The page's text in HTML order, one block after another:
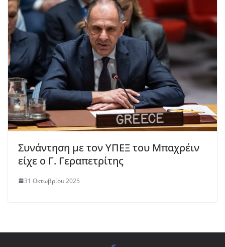
Συνάντηση με τον ΥΠΕΞ του Μπαχρέιν
είχε ο Γ. Γεραπετρίτης
31 Οκτωβρίου 2025